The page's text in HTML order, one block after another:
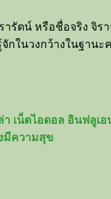
รัตน์ หรือชื่อจริง จิ
กในวงกว้างในฐา
เน็ตไอดอล อินฟลู
มีความสุข